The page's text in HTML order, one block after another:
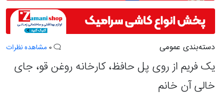
دسته‌بندی عمومی مشاهده نظرات
یک فریم از روی پل حافظ، کارخانه روغن قو، جای
خالی آن خانم